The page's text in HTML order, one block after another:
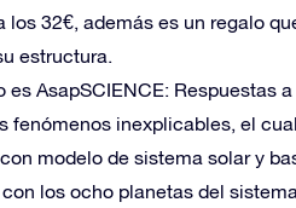
los 32€, además es un regalo
estructura.
es AsapSCIENCE: Respuestas
fenómenos inexplicables, el
modelo de sistema solar y
los ocho planetas del